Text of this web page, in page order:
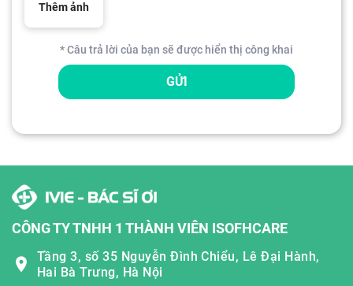
Thêm ảnh
* Câu trả lời của bạn sẽ được hiển thị công khai
GỬI
CÔNG TY TNHH 1 THÀNH VIÊN ISOFHCARE
Tầng 3, số 35 Nguyễn Đình Chiểu, Lê Đại Hành,
Hai Bà Trưng, Hà Nội